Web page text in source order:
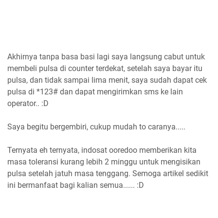
Akhirnya tanpa basa basi lagi saya langsung cabut untuk
membeli pulsa di counter terdekat, setelah saya bayar itu
pulsa, dan tidak sampai lima menit, saya sudah dapat cek
pulsa di *123# dan dapat mengirimkan sms ke lain
operator.. :D
Saya begitu bergembiri, cukup mudah to caranya.....
Ternyata eh ternyata, indosat ooredoo memberikan kita
masa toleransi kurang lebih 2 minggu untuk mengisikan
pulsa setelah jatuh masa tenggang. Semoga artikel sedikit
ini bermanfaat bagi kalian semua...... :D